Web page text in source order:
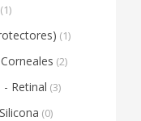
(1)
(1)
(2)
- Retinal (3)
(0)